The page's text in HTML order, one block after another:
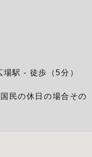
駅 - 徒歩（5分）
民の休日の場合その